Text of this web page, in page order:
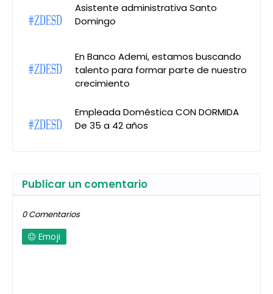
Asistente administrativa Santo
Domingo
En Banco Ademi, estamos buscando
talento para formar parte de nuestro
crecimiento
Empleada Doméstica CON DORMIDA
De 35 a 42 años
Publicar un comentario
0 Comentarios
Emoji